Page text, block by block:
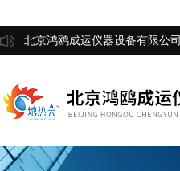
北京鸿鸥成运仪器设备有限公司